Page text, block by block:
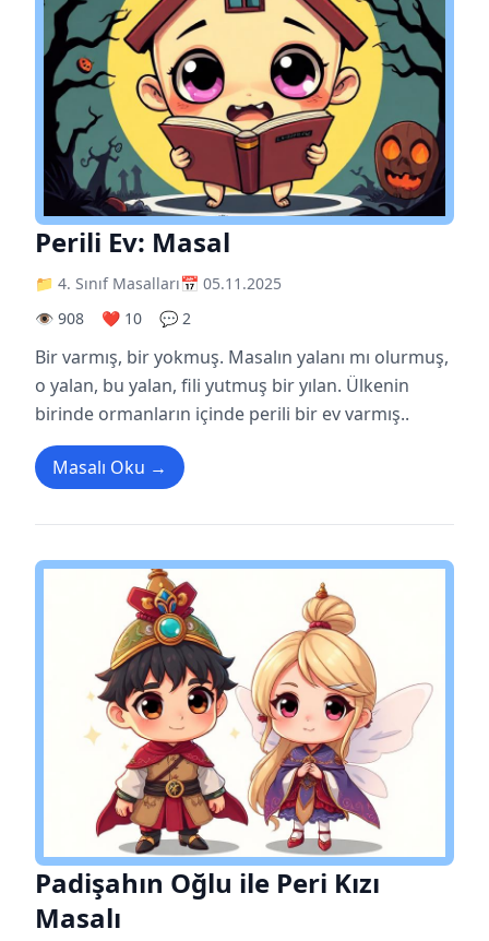
Perili Ev: Masal
📁 4. Sınıf Masalları📅 05.11.2025
👁️ 908
❤️ 10 💬 2
Bir varmış, bir yokmuş. Masalın yalanı mı olurmuş,
o yalan, bu yalan, fili yutmuş bir yılan. Ülkenin
birinde ormanların içinde perili bir ev varmış..
Masalı Oku →
Padişahın Oğlu ile Peri Kızı
Masalı